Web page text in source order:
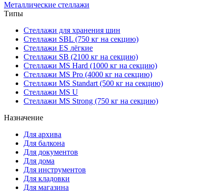
Металлические стеллажи
Типы
Стеллажи для хранения шин
Стеллажи SBL (750 кг на секцию)
Стеллажи ES лёгкие
Стеллажи SB (2100 кг на секцию)
Стеллажи MS Hard (1000 кг на секцию)
Стеллажи MS Pro (4000 кг на секцию)
Стеллажи MS Standart (500 кг на секцию)
Стеллажи MS U
Стеллажи MS Strong (750 кг на секцию)
Назначение
Для архива
Для балкона
Для документов
Для дома
Для инструментов
Для кладовки
Для магазина